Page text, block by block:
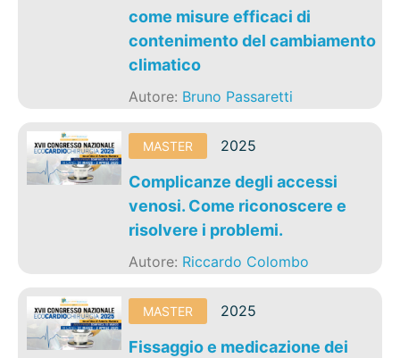
come misure efficaci di
contenimento del cambiamento
climatico
Autore: Bruno Passaretti
MASTER 2025
Complicanze degli accessi
venosi. Come riconoscere e
risolvere i problemi.
Autore: Riccardo Colombo
MASTER 2025
Fissaggio e medicazione dei